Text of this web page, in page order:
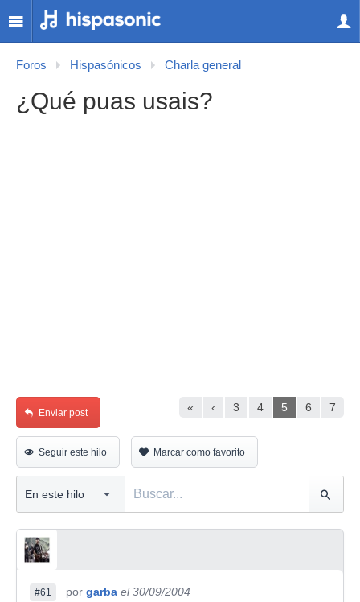
Foros Hispasónicos Charla general
¿Qué puas usais?
« ‹ 3 4 5 6 7
Enviar post
Seguir este hilo Marcar como favorito
#61 por garba el 30/09/2004